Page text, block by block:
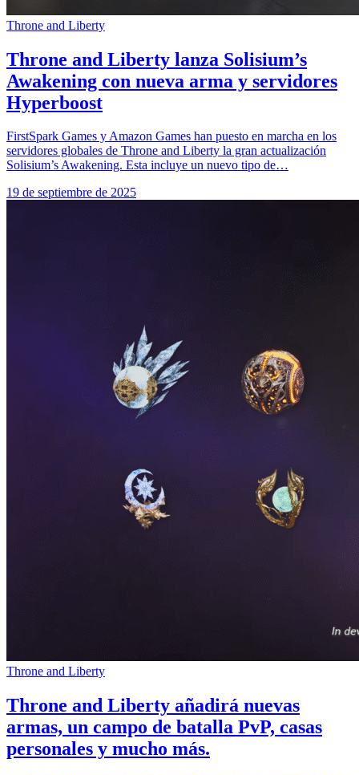
Throne and Liberty
Throne and Liberty lanza Solisium’s
Awakening con nueva arma y servidores
Hyperboost
FirstSpark Games y Amazon Games han puesto en marcha en los
servidores globales de Throne and Liberty la gran actualización
Solisium’s Awakening. Esta incluye un nuevo tipo de…
19 de septiembre de 2025
Throne and Liberty
Throne and Liberty añadirá nuevas
armas, un campo de batalla PvP, casas
personales y mucho más.